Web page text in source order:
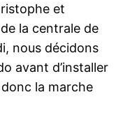
et
la centrale de
nous décidons
avant d’installer
la marche